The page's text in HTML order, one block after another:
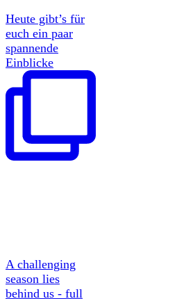
Heute gibt’s für
euch ein paar
spannende
Einblicke
A challenging
season lies
behind us - full